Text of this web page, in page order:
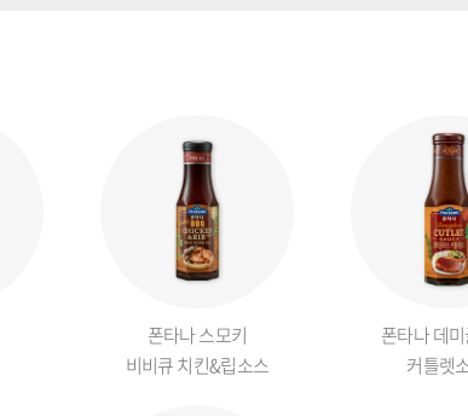
폰타나 스모키
비비큐 치킨&립소스
폰타나 데
커틀렛